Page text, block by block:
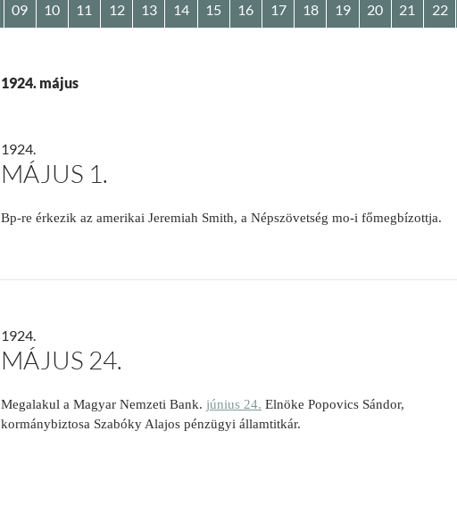
09 10 11 12 13 14 15 16 17 18 19 20 21 22
1924. május
1924.
MÁJUS 1.
Bp-re érkezik az amerikai Jeremiah Smith, a Népszövetség mo-i főmegbí­zottja.
1924.
MÁJUS 24.
Megalakul a Magyar Nemzeti Bank. június 24. Elnöke Popovics Sándor,
kormánybiztosa Szabóky Alajos pénzügyi államtitkár.